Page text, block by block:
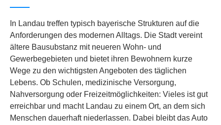
In Landau treffen typisch bayerische Strukturen auf die
Anforderungen des modernen Alltags. Die Stadt vereint
ältere Bausubstanz mit neueren Wohn- und
Gewerbegebieten und bietet ihren Bewohnern kurze
Wege zu den wichtigsten Angeboten des täglichen
Lebens. Ob Schulen, medizinische Versorgung,
Nahversorgung oder Freizeitmöglichkeiten: Vieles ist gut
erreichbar und macht Landau zu einem Ort, an dem sich
Menschen dauerhaft niederlassen. Dabei bleibt das Auto